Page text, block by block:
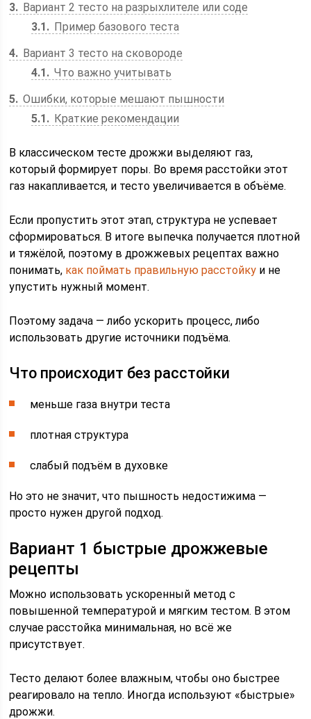
3
Вариант 2 тесто на разрыхлителе или соде
3.1
Пример базового теста
4
Вариант 3 тесто на сковороде
4.1
Что важно учитывать
5 Ошибки, которые мешают пышности
5.1
Краткие рекомендации
В классическом тесте дрожжи выделяют газ,
который формирует поры. Во время расстойки этот
газ накапливается, и тесто увеличивается в объёме.
Если пропустить этот этап, структура не успевает
сформироваться. В итоге выпечка получается плотной
и тяжёлой, поэтому в дрожжевых рецептах важно
понимать, как поймать правильную расстойку и не
упустить нужный момент.
Поэтому задача — либо ускорить процесс, либо
использовать другие источники подъёма.
Что происходит без расстойки
меньше газа внутри теста
плотная структура
слабый подъём в духовке
Но это не значит, что пышность недостижима —
просто нужен другой подход.
Вариант 1 быстрые дрожжевые
рецепты
Можно использовать ускоренный метод с
повышенной температурой и мягким тестом. В этом
случае расстойка минимальная, но всё же
присутствует.
Тесто делают более влажным, чтобы оно быстрее
реагировало на тепло. Иногда используют «быстрые»
дрожжи.